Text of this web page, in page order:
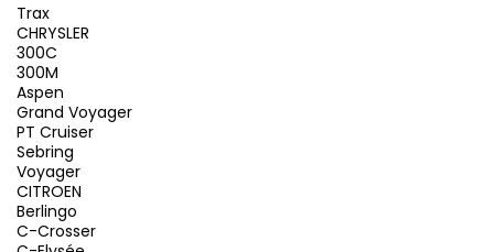
Trax
CHRYSLER
300C
300M
Aspen
Grand Voyager
PT Cruiser
Sebring
Voyager
CITROEN
Berlingo
C-Crosser